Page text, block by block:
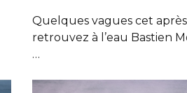
Quelques vagues cet
retrouvez à l’eau Bastien
…